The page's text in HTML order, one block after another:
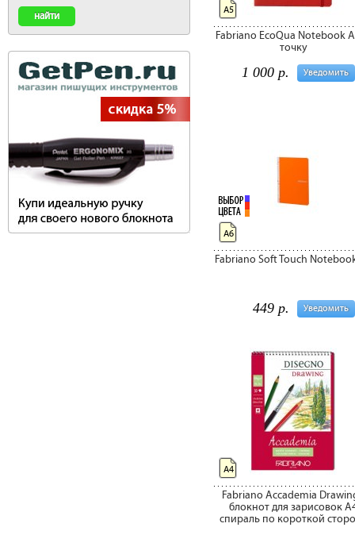
Fabriano EcoQua Notebook
точку
Уведомить
1 000 р.
А5
Fabriano Soft Touch
Уведомить
449 р.
А6
Fabriano Accademia
блокнот для зарисовок
спираль по короткой
А4